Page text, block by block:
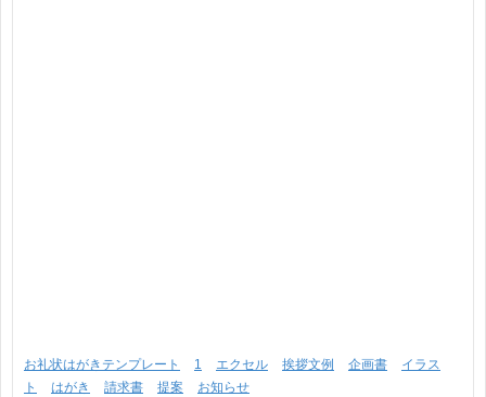
お礼状はがきテンプレート 1 エクセル 挨拶文例 企画書
イラス
ト
はがき 請求書 提案 お知らせ